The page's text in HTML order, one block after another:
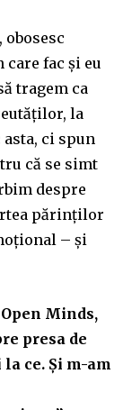
fac și eu
tragem ca
la
ci spun
că se simt
despre
părinților
– și
Minds,
presa de
la ce. Și m-am